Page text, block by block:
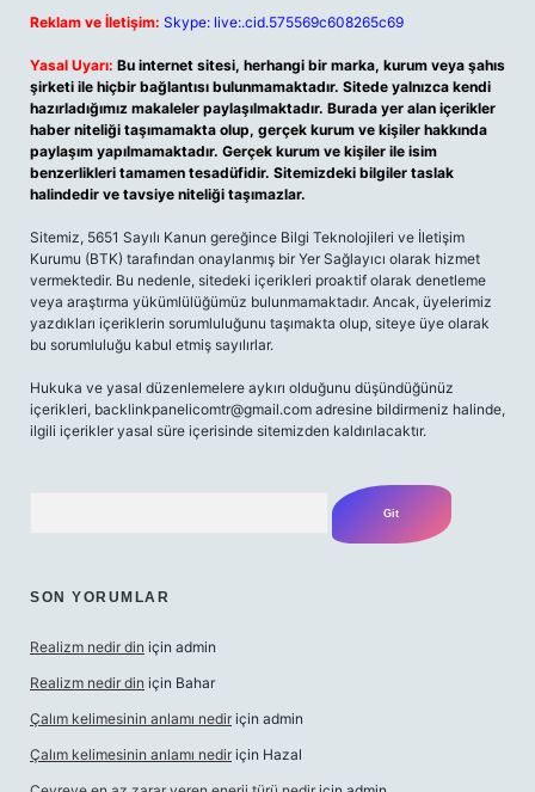
Reklam ve İletişim: Skype: live:.cid.575569c608265c69
Yasal Uyarı: Bu internet sitesi, herhangi bir marka, kurum veya şahıs
şirketi ile hiçbir bağlantısı bulunmamaktadır. Sitede yalnızca kendi
hazırladığımız makaleler paylaşılmaktadır. Burada yer alan içerikler
haber niteliği taşımamakta olup, gerçek kurum ve kişiler hakkında
paylaşım yapılmamaktadır. Gerçek kurum ve kişiler ile isim
benzerlikleri tamamen tesadüfidir. Sitemizdeki bilgiler taslak
halindedir ve tavsiye niteliği taşımazlar.
Sitemiz, 5651 Sayılı Kanun gereğince Bilgi Teknolojileri ve İletişim
Kurumu (BTK) tarafından onaylanmış bir Yer Sağlayıcı olarak hizmet
vermektedir. Bu nedenle, sitedeki içerikleri proaktif olarak denetleme
veya araştırma yükümlülüğümüz bulunmamaktadır. Ancak, üyelerimiz
yazdıkları içeriklerin sorumluluğunu taşımakta olup, siteye üye olarak
bu sorumluluğu kabul etmiş sayılırlar.
Hukuka ve yasal düzenlemelere aykırı olduğunu düşündüğünüz
içerikleri, backlinkpanelicomtr@gmail.com adresine bildirmeniz halinde,
ilgili içerikler yasal süre içerisinde sitemizden kaldırılacaktır.
SON YORUMLAR
Realizm nedir din için admin
Realizm nedir din için Bahar
Çalım kelimesinin anlamı nedir için admin
Çalım kelimesinin anlamı nedir için Hazal